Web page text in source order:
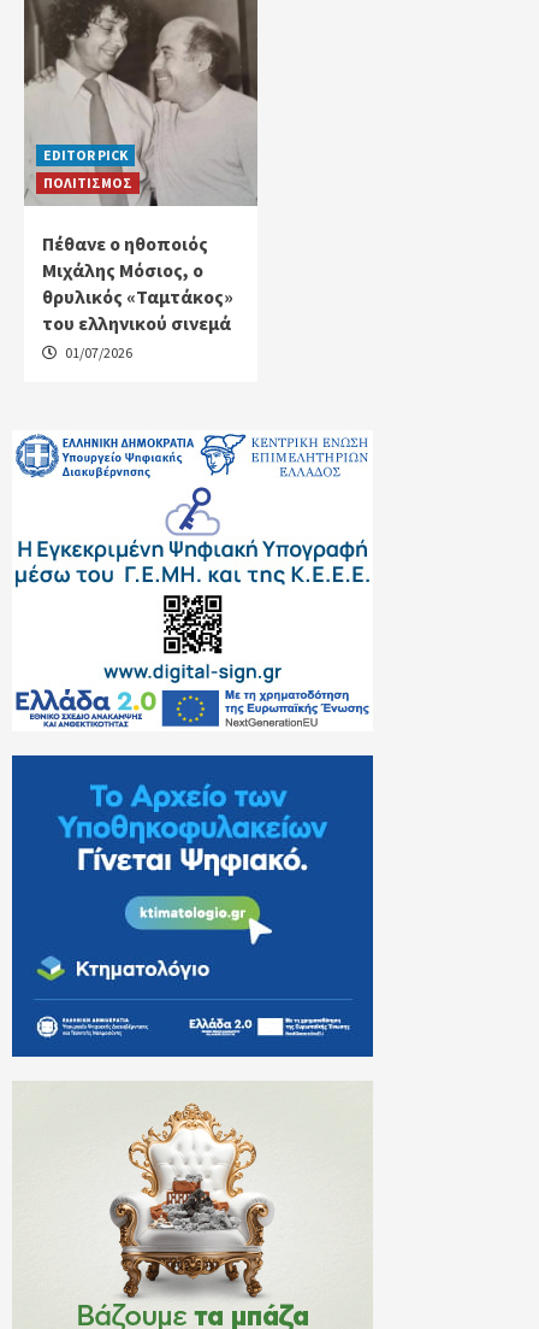
EDITOR PICK
ΠΟΛΙΤΙΣΜΟΣ
Πέθανε ο ηθοποιός
Μιχάλης Μόσιος, ο
θρυλικός «Ταμτάκος»
του ελληνικού σινεμά
01/07/2026